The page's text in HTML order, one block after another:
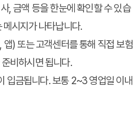
, 금액 등을 한눈에 확인할 수 있습
메시지가 나타납니다.
) 또는 고객센터를 통해 직접 보험
비하시면 됩니다.
입금됩니다. 보통 2~3 영업일 이내